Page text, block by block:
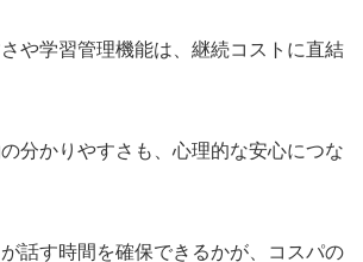
や学習管理機能は、継続コストに直結
分かりやすさも、心理的な安心につな
話す時間を確保できるかが、コスパの